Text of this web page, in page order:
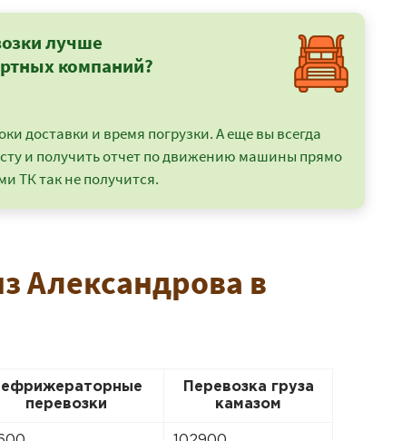
лучше
компаний?
доставки и время погрузки. А еще вы всегда
и получить отчет по движению машины прямо
ТК так не получится.
Александрова в
перевозки
Перевозка груза
камазом